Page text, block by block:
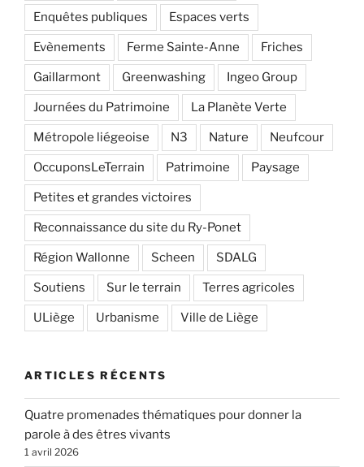
Enquêtes publiques Espaces verts
Evènements Ferme Sainte-Anne Friches
Gaillarmont Greenwashing Ingeo Group
Journées du Patrimoine La Planète Verte
Métropole liégeoise N3 Nature Neufcour
OccuponsLeTerrain Patrimoine Paysage
Petites et grandes victoires
Reconnaissance du site du Ry-Ponet
Région Wallonne Scheen SDALG
Soutiens Sur le terrain Terres agricoles
ULiège Urbanisme Ville de Liège
ARTICLES RÉCENTS
Quatre promenades thématiques pour donner la
parole à des êtres vivants
1 avril 2026